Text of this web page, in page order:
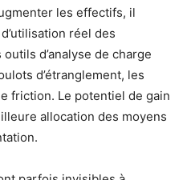
les effectifs, il
réel des
d’analyse de charge
d’étranglement, les
friction. Le potentiel de gain
allocation des moyens